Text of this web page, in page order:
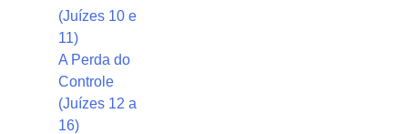
(Juízes 10 e
11)
A Perda do
Controle
(Juízes 12 a
16)